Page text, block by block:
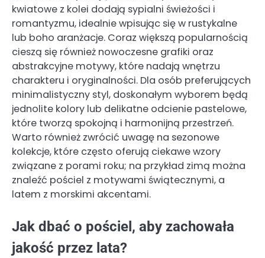
kwiatowe z kolei dodają sypialni świeżości i
romantyzmu, idealnie wpisując się w rustykalne
lub boho aranżacje. Coraz większą popularnością
cieszą się również nowoczesne grafiki oraz
abstrakcyjne motywy, które nadają wnętrzu
charakteru i oryginalności. Dla osób preferujących
minimalistyczny styl, doskonałym wyborem będą
jednolite kolory lub delikatne odcienie pastelowe,
które tworzą spokojną i harmonijną przestrzeń.
Warto również zwrócić uwagę na sezonowe
kolekcje, które często oferują ciekawe wzory
związane z porami roku; na przykład zimą można
znaleźć pościel z motywami świątecznymi, a
latem z morskimi akcentami.
Jak dbać o pościel, aby zachowała
jakość przez lata?